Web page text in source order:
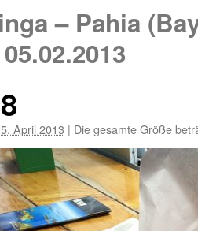
– Pahia
April 2013 | Die gesamte Größe